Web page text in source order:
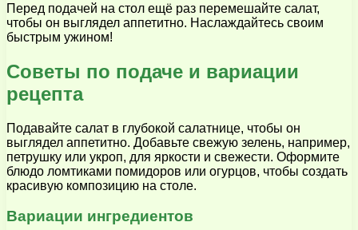
Перед подачей на стол ещё раз перемешайте салат,
чтобы он выглядел аппетитно. Наслаждайтесь своим
быстрым ужином!
Советы по подаче и вариации
рецепта
Подавайте салат в глубокой салатнице, чтобы он
выглядел аппетитно. Добавьте свежую зелень, например,
петрушку или укроп, для яркости и свежести. Оформите
блюдо ломтиками помидоров или огурцов, чтобы создать
красивую композицию на столе.
Вариации ингредиентов